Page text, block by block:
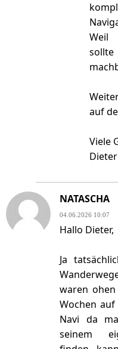
Weil
sollte
auf
Viele
Dieter
NATASCHA
04.06.2026 10:07
Hallo Dieter,
Ja
waren
Wochen
Navi da
seinem